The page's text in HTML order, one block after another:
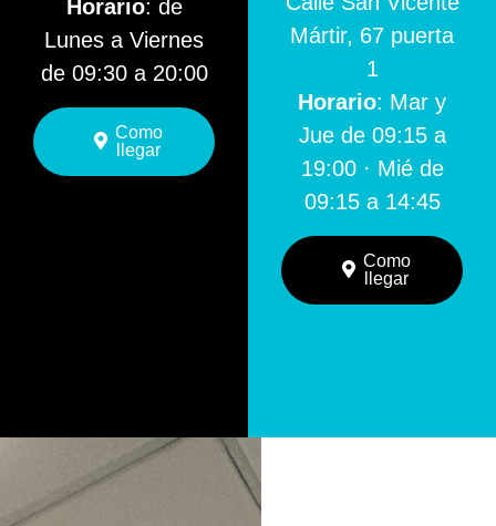
Horario: de
Lunes a Viernes
de 09:30 a 20:00
Como
llegar
Mártir, 67 puerta
1
Horario: Mar y
Jue de 09:15 a
19:00 · Mié de
09:15 a 14:45
Como
llegar